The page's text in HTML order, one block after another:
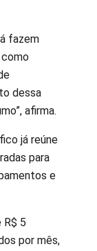
fazem
dessa
afirma.
já reúne
para
e
R$ 5
por mês,